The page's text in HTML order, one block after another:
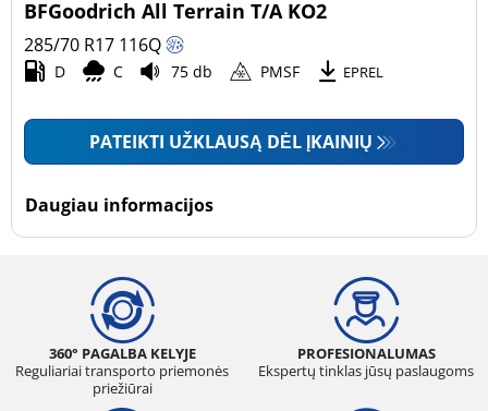
BFGoodrich All Terrain T/A KO2
285/70 R17 116Q
D C 75 db PMSF EPREL
PATEIKTI UŽKLAUSĄ DĖL ĮKAINIŲ
Daugiau informacijos
360° PAGALBA KELYJE
Reguliariai transporto priemonės
priežiūrai
PROFESIONALUMAS
Ekspertų tinklas jūsų paslaugoms